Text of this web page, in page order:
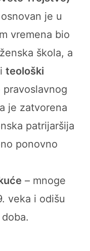
je u
vremena bio
škola, a
iteološki
je zatvorena
patrijaršija
ponovno
– mnoge
veka i odišu